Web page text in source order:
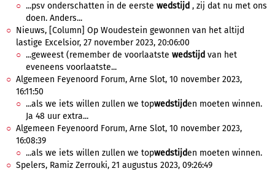
...psv onderschatten in de eerste wedstijd , zij dat nu met ons
doen. Anders...
Nieuws, [Column] Op Woudestein gewonnen van het altijd
lastige Excelsior, 27 november 2023, 20:06:00
...geweest (remember de voorlaatste wedstijd van het
eveneens voorlaatste...
Algemeen Feyenoord Forum, Arne Slot, 10 november 2023,
16:11:50
...als we iets willen zullen we topwedstijden moeten winnen.
Ja 48 uur extra...
Algemeen Feyenoord Forum, Arne Slot, 10 november 2023,
16:08:39
...als we iets willen zullen we topwedstijden moeten winnen.
Spelers, Ramiz Zerrouki, 21 augustus 2023, 09:26:49